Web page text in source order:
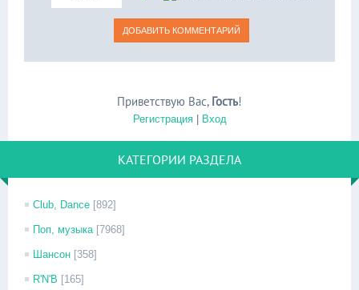
Приветствую Вас, Гость!
Регистрация| Вход
КАТЕГОРИИ РАЗДЕЛА
Club, Dance [892]
Поп, музыка [7968]
Шансон [358]
R'N'B [165]